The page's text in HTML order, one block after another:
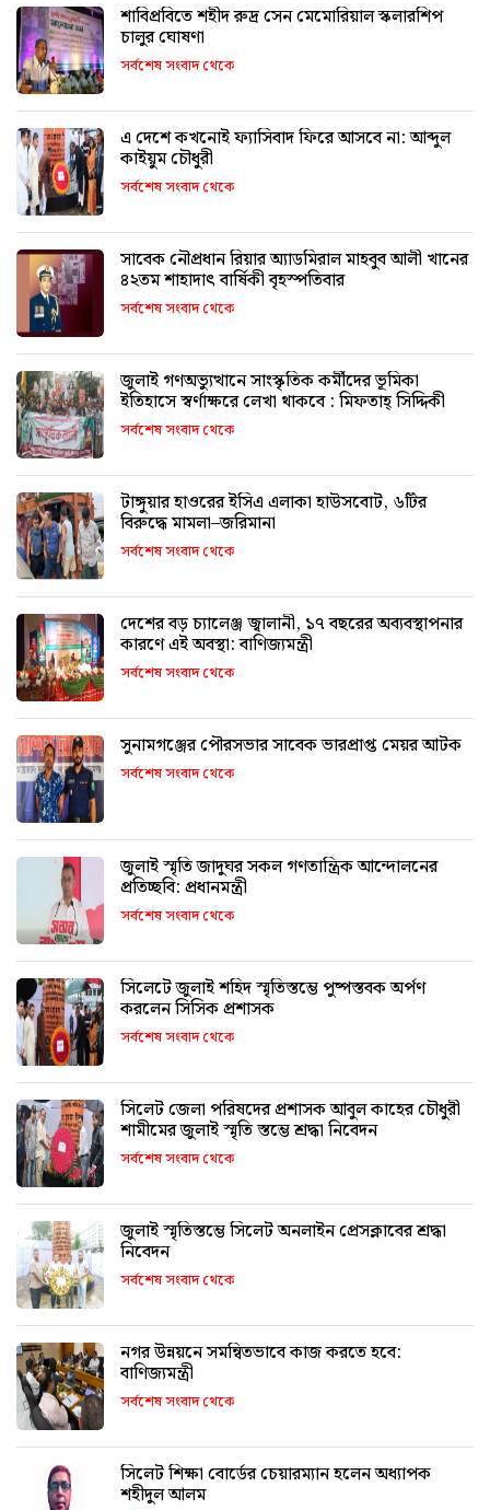
শাবিপ্রবিতে শহীদ রুদ্র সেন মেমোরিয়াল স্কলারশিপ
চালুর ঘোষণা
সর্বশেষ সংবাদ থেকে
এ দেশে কখনোই ফ্যাসিবাদ ফিরে আসবে না: আব্দুল
কাইয়ুম চৌধুরী
সর্বশেষ সংবাদ থেকে
সাবেক নৌপ্রধান রিয়ার অ্যাডমিরাল মাহবুব আলী খানের
৪২তম শাহাদাৎ বার্ষিকী বৃহস্পতিবার
সর্বশেষ সংবাদ থেকে
জুলাই গণঅভ্যুত্থানে সাংস্কৃতিক কর্মীদের ভূমিকা
ইতিহাসে স্বর্ণাক্ষরে লেখা থাকবে : মিফতাহ্ সিদ্দিকী
সর্বশেষ সংবাদ থেকে
টাঙ্গুয়ার হাওরের ইসিএ এলাকা হাউসবোট, ৬টির
বিরুদ্ধে মামলা–জরিমানা
সর্বশেষ সংবাদ থেকে
দেশের বড় চ্যালেঞ্জ জ্বালানী, ১৭ বছরের অব্যবস্থাপনার
কারণে এই অবস্থা: বাণিজ্যমন্ত্রী
সর্বশেষ সংবাদ থেকে
সুনামগঞ্জের পৌরসভার সাবেক ভারপ্রাপ্ত মেয়র আটক
সর্বশেষ সংবাদ থেকে
জুলাই স্মৃতি জাদুঘর সকল গণতান্ত্রিক আন্দোলনের
প্রতিচ্ছবি: প্রধানমন্ত্রী
সর্বশেষ সংবাদ থেকে
সিলেটে জুলাই শহিদ স্মৃতিস্তম্ভে পুষ্পস্তবক অর্পণ
করলেন সিসিক প্রশাসক
সর্বশেষ সংবাদ থেকে
সিলেট জেলা পরিষদের প্রশাসক আবুল কাহের চৌধুরী
শামীমের জুলাই স্মৃতি স্তম্ভে শ্রদ্ধা নিবেদন
সর্বশেষ সংবাদ থেকে
জুলাই স্মৃতিস্তম্ভে সিলেট অনলাইন প্রেসক্লাবের শ্রদ্ধা
নিবেদন
সর্বশেষ সংবাদ থেকে
নগর উন্নয়নে সমন্বিতভাবে কাজ করতে হবে:
বাণিজ্যমন্ত্রী
সর্বশেষ সংবাদ থেকে
সিলেট শিক্ষা বোর্ডের চেয়ারম্যান হলেন অধ্যাপক
শহীদুল আলম